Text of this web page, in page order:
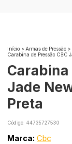
Início > Armas de Pressão >
Carabina de Pressão CBC
Carabina
Jade
Preta
Código: 44735727530
Marca: Cbc